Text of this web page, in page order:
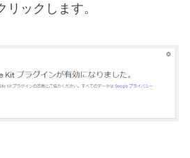
リックします。